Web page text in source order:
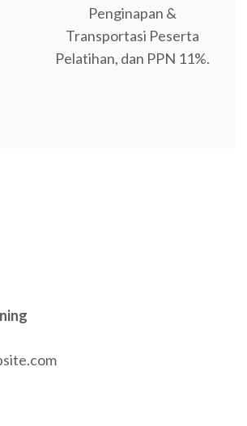
Penginapan &
Transportasi Peserta
Pelatihan, dan PPN 11%.